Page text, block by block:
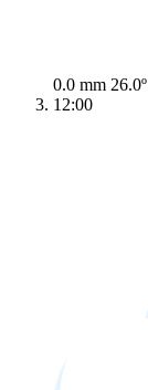
0.0 mm 26.0º
12:00